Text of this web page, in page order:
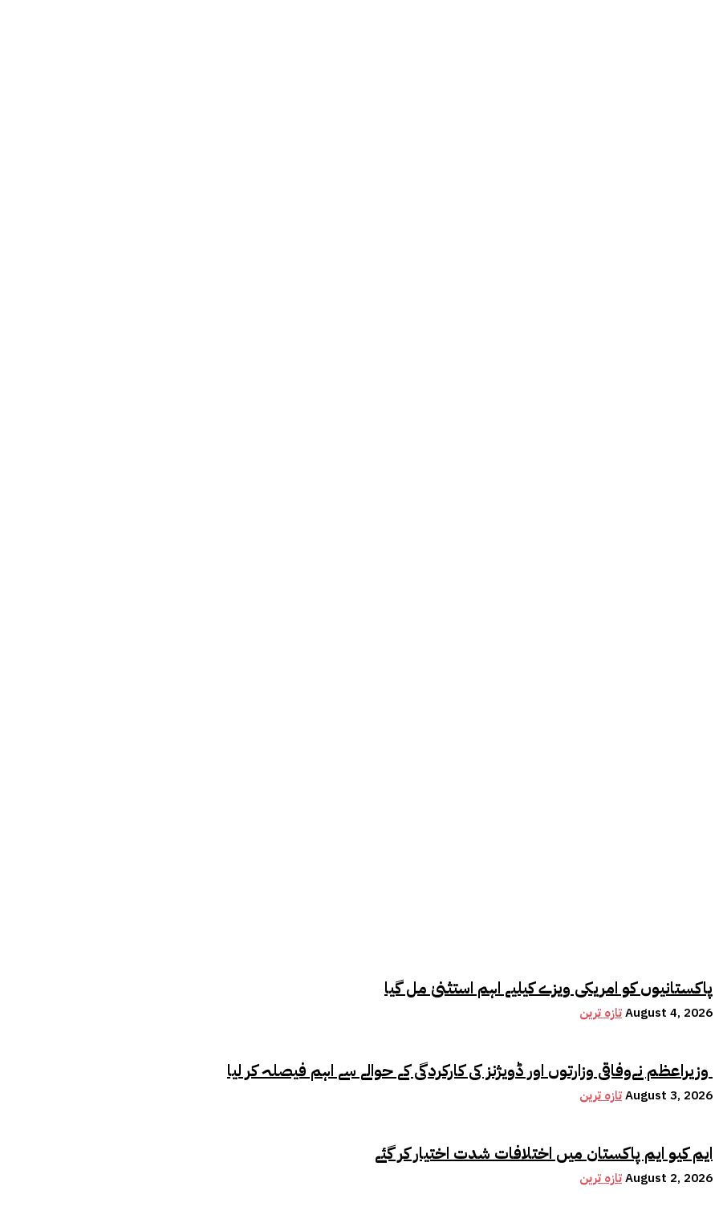
پاکستانیوں کو امریکی ویزے کیلیے اہم استثنیٰ مل گیا
تازہ ترینAugust 4, 2026
وزیراعظم نےوفاقی وزارتوں اور ڈویژنز کی کارکردگی کے حوالے سے اہم فیصلہ کر لیا
تازہ ترینAugust 3, 2026
ایم کیو ایم پاکستان میں اختلافات شدت اختیار کر گئے
تازہ ترینAugust 2, 2026